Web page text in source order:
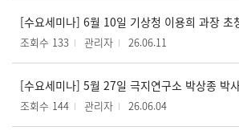
조회수 133 관리자 26.06.11
조회수 144 관리자 26.06.04